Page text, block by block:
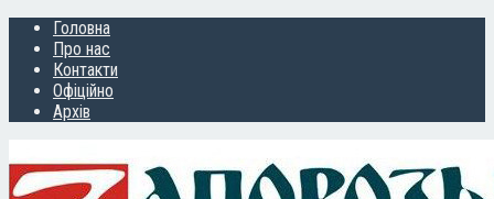
Головна
Про нас
Контакти
Офіційно
Архів